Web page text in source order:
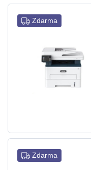
Zdarma
Zdarma